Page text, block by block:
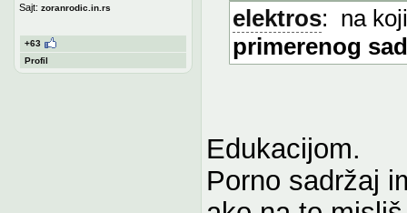
Sajt: zoranrodic.in.rs
+63
Profil
elektros: na
primerenog
Edukacijom.
Porno sadržaj